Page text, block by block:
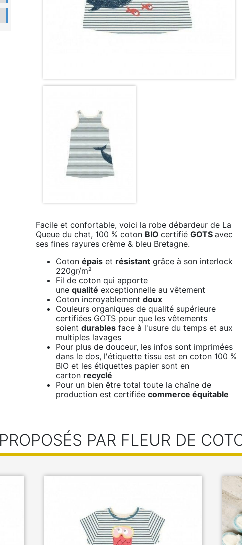
Facile et confortable, voici la robe débardeur de La
Queue du chat, 100 % coton BIO certifié GOTS avec
ses fines rayures crème & bleu Bretagne.
Coton épais et résistant grâce à son interlock
220gr/m²
Fil de coton qui apporte
une qualité exceptionnelle au vêtement
Coton incroyablement doux
Couleurs organiques de qualité supérieure
certifiées GOTS pour que les vêtements
soient durables face à l'usure du temps et aux
multiples lavages
Pour plus de douceur, les infos sont imprimées
dans le dos, l'étiquette tissu est en coton 100 %
BIO et les étiquettes papier sont en
carton recyclé
Pour un bien être total toute la chaîne de
production est certifiée commerce équitable
PROPOSÉS PAR FLEUR DE